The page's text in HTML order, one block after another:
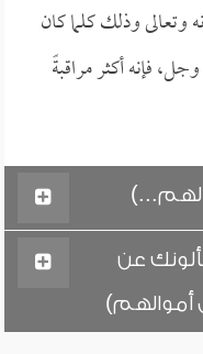
وتعالى وذلك كلما كان
فإنه أكثر مراقبةً
عن
أموالهم)